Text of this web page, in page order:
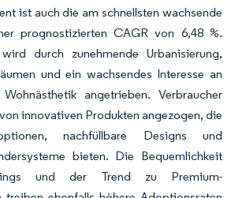
ist auch die am schnellsten wachsende
prognostizierten CAGR von 6,48 %.
durch zunehmende Urbanisierung,
und ein wachsendes Interesse an
angetrieben. Verbraucher
innovativen Produkten angezogen, die
nachfüllbare Designs und
bieten. Die Bequemlichkeit
und der Trend zu Premium-